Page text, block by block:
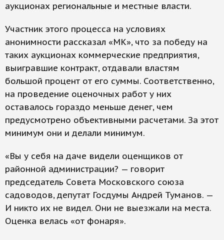
аукционах региональные и местные власти.
Участник этого процесса на условиях
анонимности рассказал «МК», что за победу на
таких аукционах коммерческие предприятия,
выигравшие контракт, отдавали властям
большой процент от его суммы. Соответственно,
на проведение оценочных работ у них
оставалось гораздо меньше денег, чем
предусмотрено объективными расчетами. За этот
минимум они и делали минимум.
«Вы у себя на даче видели оценщиков от
районной администрации? — говорит
председатель Совета Московского союза
садоводов, депутат Госдумы Андрей Туманов. —
И никто их не видел. Они не выезжали на места.
Оценка велась «от фонаря».